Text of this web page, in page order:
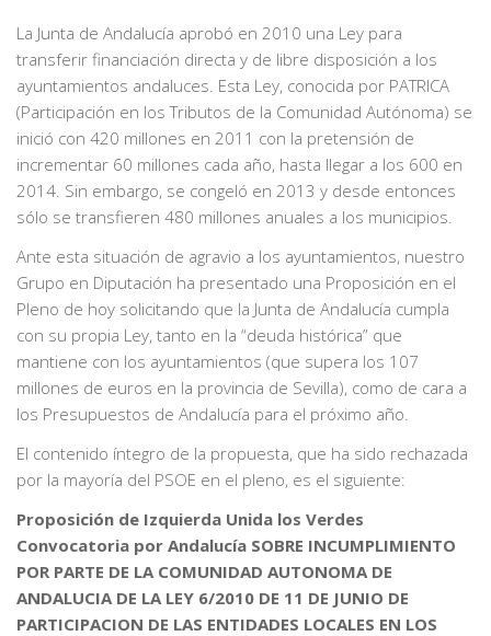
La Junta de Andalucía aprobó en 2010 una Ley para
transferir financiación directa y de libre disposición a los
ayuntamientos andaluces. Esta Ley, conocida por PATRICA
(Participación en los Tributos de la Comunidad Autónoma) se
inició con 420 millones en 2011 con la pretensión de
incrementar 60 millones cada año, hasta llegar a los 600 en
2014. Sin embargo, se congeló en 2013 y desde entonces
sólo se transfieren 480 millones anuales a los municipios.
Ante esta situación de agravio a los ayuntamientos, nuestro
Grupo en Diputación ha presentado una Proposición en el
Pleno de hoy solicitando que la Junta de Andalucía cumpla
con su propia Ley, tanto en la “deuda histórica” que
mantiene con los ayuntamientos (que supera los 107
millones de euros en la provincia de Sevilla), como de cara a
los Presupuestos de Andalucía para el próximo año.
El contenido íntegro de la propuesta, que ha sido rechazada
por la mayoría del PSOE en el pleno, es el siguiente:
Proposición de Izquierda Unida los Verdes
Convocatoria por Andalucía SOBRE INCUMPLIMIENTO
POR PARTE DE LA COMUNIDAD AUTONOMA DE
ANDALUCIA DE LA LEY 6/2010 DE 11 DE JUNIO DE
PARTICIPACION DE LAS ENTIDADES LOCALES EN LOS